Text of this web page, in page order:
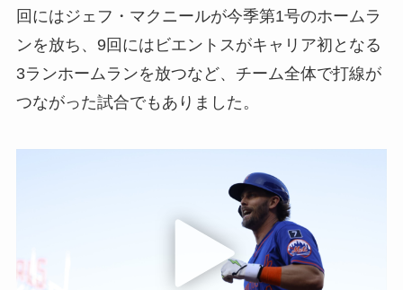
回にはジェフ・マクニールが今季第1号のホームラ
ンを放ち、9回にはビエントスがキャリア初となる
3ランホームランを放つなど、チーム全体で打線が
つながった試合でもありました。